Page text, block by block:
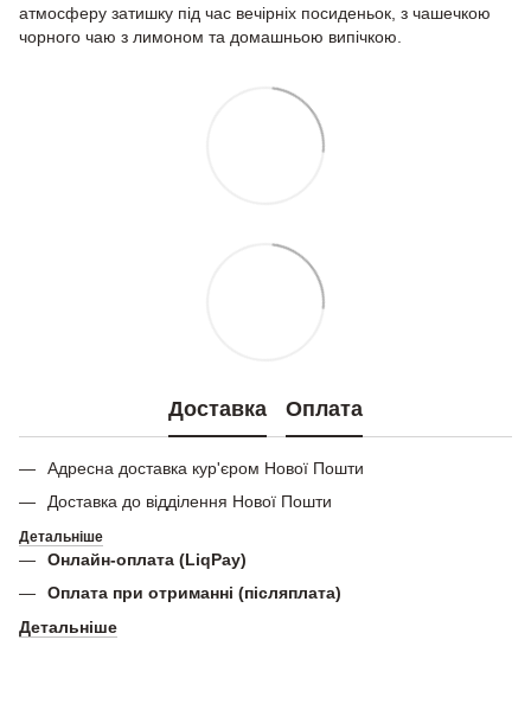
атмосферу затишку під час вечірніх посиденьок, з чашечкою
чорного чаю з лимоном та домашньою випічкою.
Доставка Оплата
Адресна доставка кур'єром Нової Пошти
Доставка до відділення Нової Пошти
Детальніше
Онлайн-оплата (LiqPay)
Оплата при отриманні (післяплата)
Детальніше